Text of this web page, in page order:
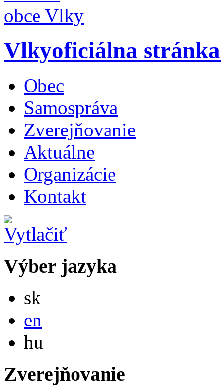
Vlkyoficiálna
Obec
Samospráva
Zverejňovanie
Aktuálne
Organizácie
Kontakt
Výber jazyka
sk
en
hu
Zverejňovanie